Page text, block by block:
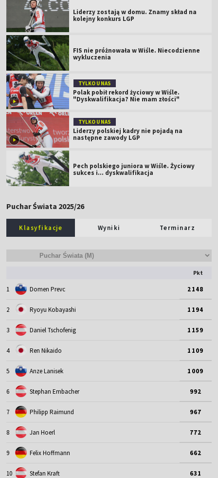
Liderzy zostają w domu. Znamy skład na
kolejny konkurs LGP
FIS nie próżnowała w Wiśle. Niecodzienne
wykluczenia
TYLKO U NAS
Polak pobił rekord życiowy w Wiśle.
"Dyskwalifikacja? Nie mam złości"
TYLKO U NAS
Liderzy polskiej kadry nie pojadą na
następne zawody LGP
Pech polskiego juniora w Wiśle. Życiowy
sukces i... dyskwalifikacja
Puchar Świata 2025/26
Klasyfikacje Wyniki Terminarz
Pkt
1 Domen Prevc 2148
2 Ryoyu Kobayashi 1194
3 Daniel Tschofenig 1159
4 Ren Nikaido 1109
5 Anze Lanisek 1009
6 Stephan Embacher 992
7 Philipp Raimund 967
8 Jan Hoerl 772
9 Felix Hoffmann 662
10 Stefan Kraft 631